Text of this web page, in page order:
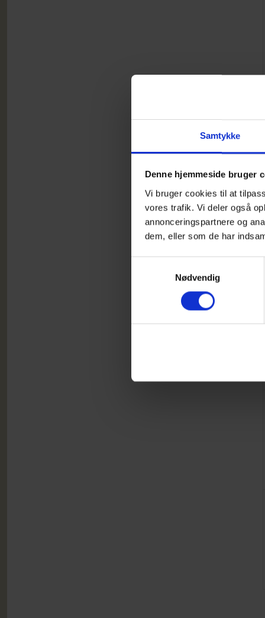
Samtykke
Denne hjemmeside bruger
Vi bruger cookies til at
vores trafik. Vi deler også
annonceringspartnere og
dem, eller som de har
Nødvendig